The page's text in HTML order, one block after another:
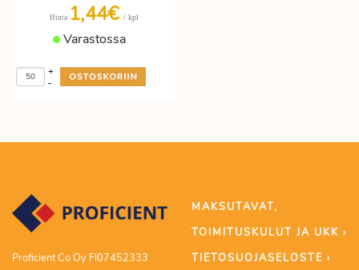
Hinta 1,44€ / kpl
Varastossa
-
+
Proficient Co Oy FI07452333
MAKSUTAVAT,
TOIMITUSKULUT JA UKK ›
TIETOSUOJASELOSTE ›